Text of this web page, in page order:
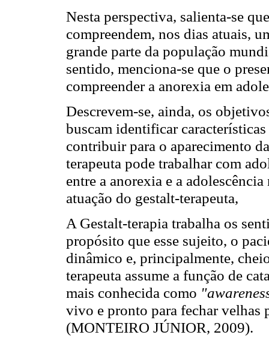
Nesta perspectiva, salienta-se
compreendem, nos dias atuais,
grande parte da população
sentido, menciona-se que o
compreender a anorexia em
Descrevem-se, ainda, os
buscam identificar
contribuir para o aparecimento
terapeuta pode trabalhar com
entre a anorexia e a
atuação do gestalt-terapeuta,
A Gestalt-terapia trabalha os
propósito que esse sujeito, o
dinâmico e, principalmente,
terapeuta assume a função de
mais conhecida como
vivo e pronto para fechar velhas
(MONTEIRO JÚNIOR, 2009).